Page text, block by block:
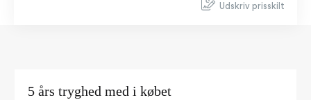
Udskriv prisskilt
5 års tryghed med i købet